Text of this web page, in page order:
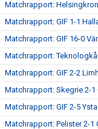
Matchrapport:
Matchrapport: GIF 1-1
Matchrapport: GIF 16-0
Matchrapport:
Matchrapport: GIF 2-2
Matchrapport: Skegrie 2-1
Matchrapport: GIF 2-5
Matchrapport: Pelister 2-1